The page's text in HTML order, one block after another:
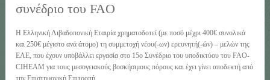
συνέδριο του FAO
Η Ελληνική Λιβαδοπονική Εταιρία χρηματοδοτεί (με ποσό μέχρι 400€ συνολικά
και 250€ μέγιστο ανά άτομο) τη συμμετοχή νέου(-ων) ερευνητή(-ών) – μελών της
ΕΛΕ, που έχουν υποβάλλει εργασία στο 15ο Συνέδριο του υποδικτύου του FAO-
CIHEAM για τους μεσογειακούς βοσκήσιμους πόρους και έχει γίνει αποδεκτή από
την Επιστημονική Επιτροπή.